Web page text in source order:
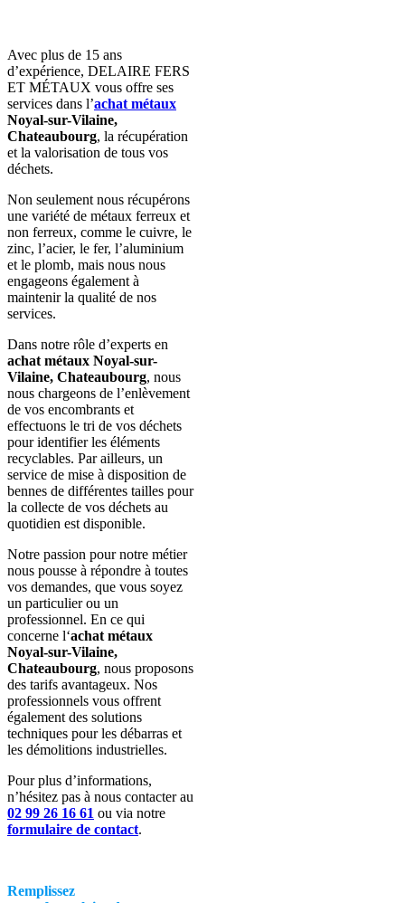
Avec plus de 15 ans
d’expérience, DELAIRE FERS
ET MÉTAUX vous offre ses
services dans l’achat métaux
Noyal-sur-Vilaine,
Chateaubourg, la récupération
et la valorisation de tous vos
déchets.
Non seulement nous récupérons
une variété de métaux ferreux et
non ferreux, comme le cuivre, le
zinc, l’acier, le fer, l’aluminium
et le plomb, mais nous nous
engageons également à
maintenir la qualité de nos
services.
Dans notre rôle d’experts en
achat métaux Noyal-sur-
Vilaine, Chateaubourg, nous
nous chargeons de l’enlèvement
de vos encombrants et
effectuons le tri de vos déchets
pour identifier les éléments
recyclables. Par ailleurs, un
service de mise à disposition de
bennes de différentes tailles pour
la collecte de vos déchets au
quotidien est disponible.
Notre passion pour notre métier
nous pousse à répondre à toutes
vos demandes, que vous soyez
un particulier ou un
professionnel. En ce qui
concerne l‘achat métaux
Noyal-sur-Vilaine,
Chateaubourg, nous proposons
des tarifs avantageux. Nos
professionnels vous offrent
également des solutions
techniques pour les débarras et
les démolitions industrielles.
Pour plus d’informations,
n’hésitez pas à nous contacterau
02 99 26 16 61 ou via notre
formulaire de contact.
Remplissez